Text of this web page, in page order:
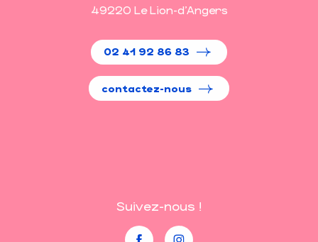
49220 Le Lion-d'Angers
02 41 92 86 83
contactez-nous
Suivez-nous !